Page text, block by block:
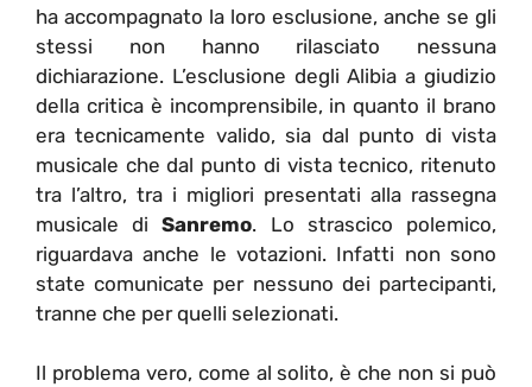
ha accompagnato la loro esclusione, anche se gli
stessi non hanno rilasciato nessuna
dichiarazione. L’esclusione degli Alibia a giudizio
della critica è incomprensibile, in quanto il brano
era tecnicamente valido, sia dal punto di vista
musicale che dal punto di vista tecnico, ritenuto
tra l’altro, tra i migliori presentati alla rassegna
musicale di Sanremo. Lo strascico polemico,
riguardava anche le votazioni. Infatti non sono
state comunicate per nessuno dei partecipanti,
tranne che per quelli selezionati.
Il problema vero, come al solito, è che non si può